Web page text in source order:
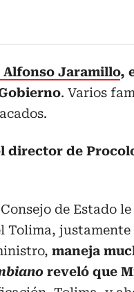
Jaramillo,
. Varios
director de
de Estado
Tolima,
maneja
reveló que